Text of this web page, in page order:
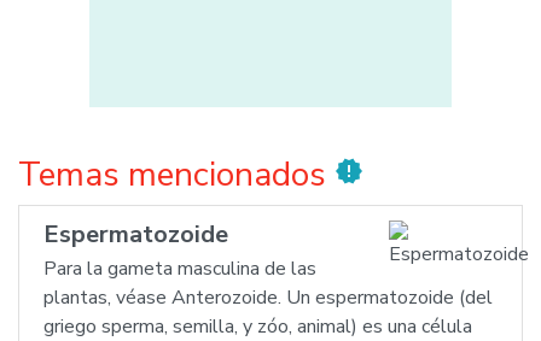
Temas mencionados new_releases
Espermatozoide
Para la gameta masculina de las
plantas, véase Anterozoide. Un espermatozoide (del
griego sperma, semilla, y zóo, animal) es una célula